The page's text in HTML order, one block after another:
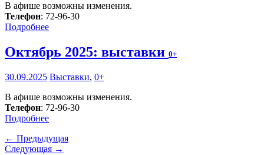
В афише возможны изменения.
Телефон: 72-96-30
Подробнее
Октябрь 2025: выставки 0+
30.09.2025 Выставки, 0+
В афише возможны изменения.
Телефон: 72-96-30
Подробнее
← Предыдущая
Следующая →